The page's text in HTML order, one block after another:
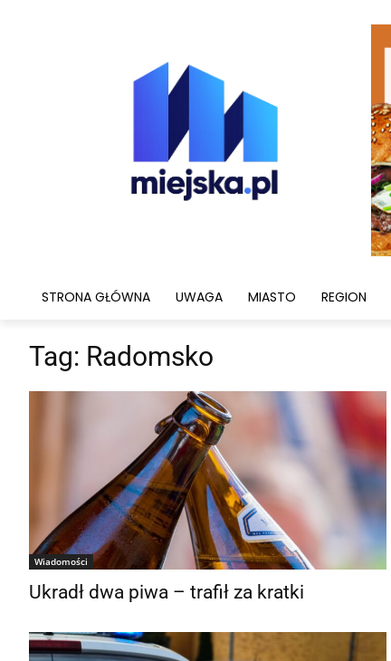
STRONA GŁÓWNA UWAGA MIASTO REGION
Tag: Radomsko
Wiadomości
Ukradł dwa piwa – trafił za kratki